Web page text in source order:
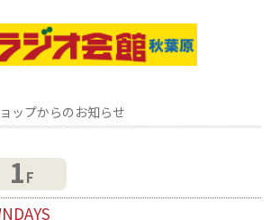
ップからのお知らせ
1F